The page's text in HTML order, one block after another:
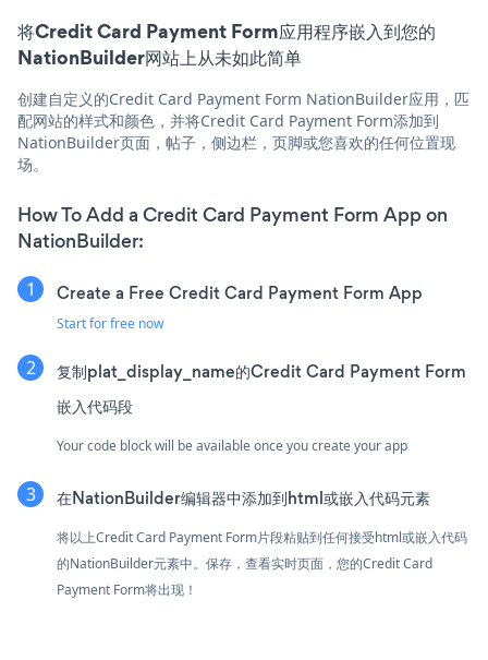
将Credit Card Payment Form应用程序嵌入到您的
NationBuilder网站上从未如此简单
创建自定义的Credit Card Payment Form NationBuilder应用，匹
配网站的样式和颜色，并将Credit Card Payment Form添加到
NationBuilder页面，帖子，侧边栏，页脚或您喜欢的任何位置现
场。
How To Add a Credit Card Payment Form App on
NationBuilder:
Create a Free Credit Card Payment Form App
Start for free now
复制plat_display_name的Credit Card Payment Form
嵌入代码段
Your code block will be available once you create your app
在NationBuilder编辑器中添加到html或嵌入代码元素
将以上Credit Card Payment Form片段粘贴到任何接受html或嵌入代码
的NationBuilder元素中。保存，查看实时页面，您的Credit Card
Payment Form将出现！